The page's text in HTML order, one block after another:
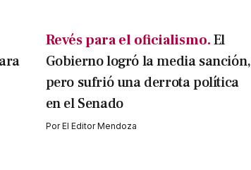
Revés para el oficialismo.El
Gobierno logró la media sanción,
pero sufrió una derrota política
en el Senado
PorEl Editor Mendoza